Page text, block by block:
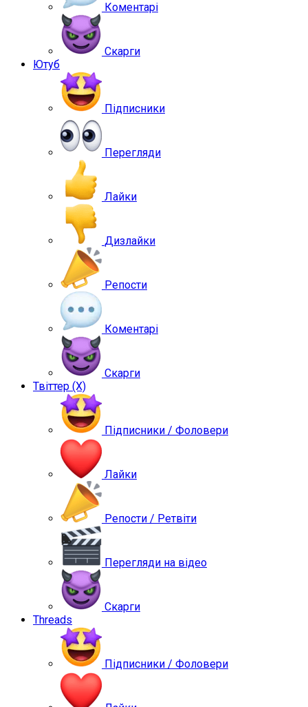
Коментарі
Скарги
Ютуб
Підписники
Перегляди
Лайки
Дизлайки
Репости
Коментарі
Скарги
Твіттер (X)
Підписники / Фоловери
Лайки
Репости / Ретвіти
Перегляди на відео
Скарги
Threads
Підписники / Фоловери